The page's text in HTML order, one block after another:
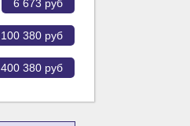
6 673 руб
100 380 руб
400 380 руб